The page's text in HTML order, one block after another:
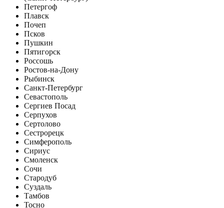
Петергоф
Плавск
Почеп
Псков
Пушкин
Пятигорск
Россошь
Ростов-на-Дону
Рыбинск
Санкт-Петербург
Севастополь
Сергиев Посад
Серпухов
Сертолово
Сестрорецк
Симферополь
Сириус
Смоленск
Сочи
Стародуб
Суздаль
Тамбов
Тосно